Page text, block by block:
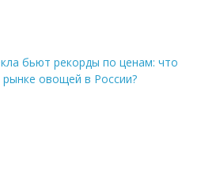
бьют рекорды по ценам: что
рынке овощей в России?